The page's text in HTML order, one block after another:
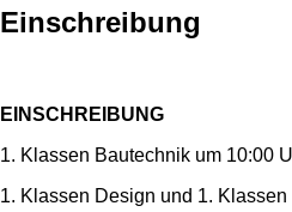
Einschreibung
EINSCHREIBUNG
1. Klassen Bautechnik um 10:00
1. Klassen Design und 1.